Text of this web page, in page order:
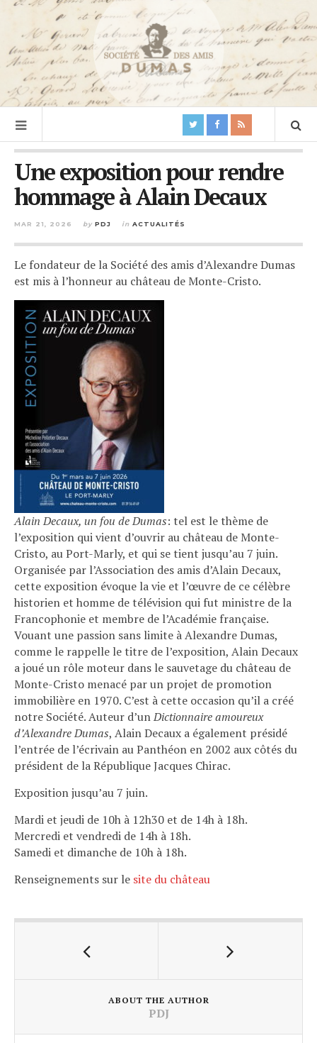
Une exposition pour rendre
hommage à Alain Decaux
MAR 21, 2026 by PDJ in ACTUALITÉS
Le fondateur de la Société des amis d’Alexandre Dumas
est mis à l’honneur au château de Monte-Cristo.
Alain Decaux, un fou de Dumas: tel est le thème de
l’exposition qui vient d’ouvrir au château de Monte-
Cristo, au Port-Marly, et qui se tient jusqu’au 7 juin.
Organisée par l’Association des amis d’Alain Decaux,
cette exposition évoque la vie et l’œuvre de ce célèbre
historien et homme de télévision qui fut ministre de la
Francophonie et membre de l’Académie française.
Vouant une passion sans limite à Alexandre Dumas,
comme le rappelle le titre de l’exposition, Alain Decaux
a joué un rôle moteur dans le sauvetage du château de
Monte-Cristo menacé par un projet de promotion
immobilière en 1970. C’est à cette occasion qu’il a créé
notre Société. Auteur d’unDictionnaire amoureux
d’Alexandre Dumas, Alain Decaux a également présidé
l’entrée de l’écrivain au Panthéon en 2002 aux côtés du
président de la République Jacques Chirac.
Exposition jusqu’au 7 juin.
Mardi et jeudi de 10h à 12h30 et de 14h à 18h.
Mercredi et vendredi de 14h à 18h.
Samedi et dimanche de 10h à 18h.
Renseignements sur le site du château
ABOUT THE AUTHOR
PDJ